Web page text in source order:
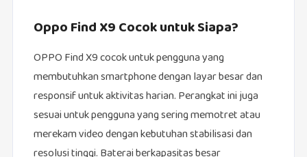
Oppo Find X9 Cocok untuk Siapa?
OPPO Find X9 cocok untuk pengguna yang
membutuhkan smartphone dengan layar besar dan
responsif untuk aktivitas harian. Perangkat ini juga
sesuai untuk pengguna yang sering memotret atau
merekam video dengan kebutuhan stabilisasi dan